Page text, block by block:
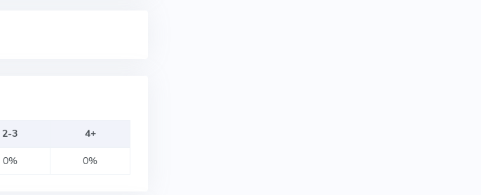
2-3
4+
0% 0%